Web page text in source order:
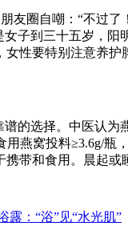
友圈自嘲：“不过
子到三十五岁，
性要特别注意养
的选择。中医认
燕窝投料≥3.6g/
带和食用。晨起
露：“浴”见“水光肌”